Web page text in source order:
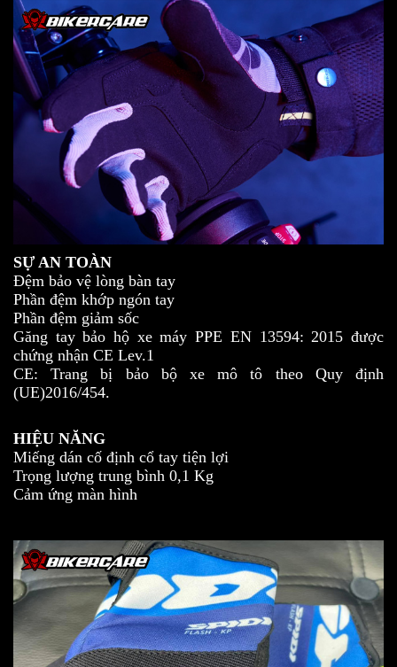
SỰ AN TOÀN
Đệm bảo vệ lòng bàn tay
Phần đệm khớp ngón tay
Phần đệm giảm sốc
Găng tay bảo hộ xe máy PPE EN 13594: 2015 được
chứng nhận CE Lev.1
CE: Trang bị bảo bộ xe mô tô theo Quy định
(UE)2016/454.
HIỆU NĂNG
Miếng dán cố định cổ tay tiện lợi
Trọng lượng trung bình 0,1 Kg
Cảm ứng màn hình